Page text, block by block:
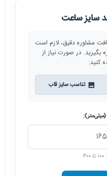
سایز ساعت
مشاوره دقیق، لازم است
بگیرید. در صورت نیاز از
کنید:
تناسب سایز قاب
(میلی‌متر):